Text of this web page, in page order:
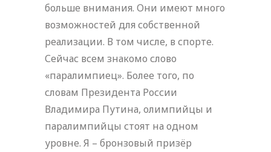
больше внимания. Они имеют много
возможностей для собственной
реализации. В том числе, в спорте.
Сейчас всем знакомо слово
«паралимпиец». Более того, по
словам Президента России
Владимира Путина, олимпийцы и
паралимпийцы стоят на одном
уровне. Я – бронзовый призёр